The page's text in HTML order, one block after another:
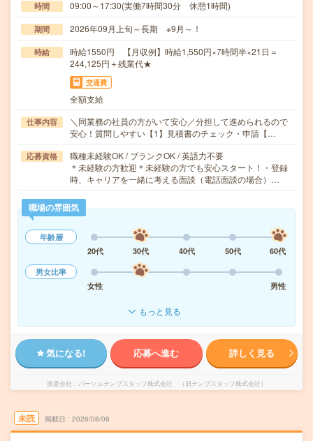
時間 09:00～17:30(実働7時間30分 休憩1時間)
期間 2026年09月上旬～長期 ※9月～！
時給
時給1550円 【月収例】時給1,550円×7時間半×21日＝
244,125円＋残業代★
交通費
全額支給
仕事内容
＼同業務の社員の方がいて安心／分担して進められるので
安心！質問しやすい【1】見積書のチェック・申請【…
応募資格
職種未経験OK / ブランクOK / 英語力不要
＊未経験の方歓迎＊未経験の方でも安心スタート！・登録
時、キャリアを一緒に考える面談（電話面談の場合）…
職場の雰囲気
年齢層
20代
30代 40代 50代
60代
男女比率
女性
男性
もっと見る
気になる! 応募へ進む 詳しく見る
派遣会社 パーソルテンプスタッフ株式会社 （旧テンプスタッフ株式会社）
未読 掲載日 2026/08/06